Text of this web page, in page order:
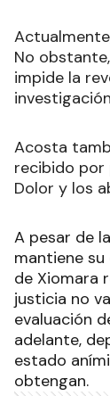
No
impide la
Acosta
recibido por
Dolor y los
A pesar de
mantiene
de Xiomara
justicia no
evaluación
adelante,
estado
obtengan.